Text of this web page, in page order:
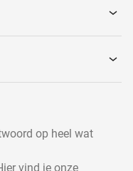
op heel wat
vind je onze